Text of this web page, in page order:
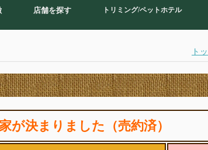
店舗を探す トリミング/ペットホテル
ト
が決まりました（売約済）